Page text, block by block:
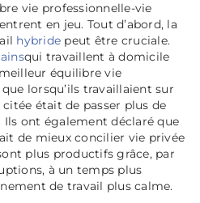
vie professionnelle-vie
en jeu. Tout d’abord, la
hybride peut être cruciale.
qui travaillent à domicile
équilibre vie
lorsqu’ils travaillaient sur
était de passer plus de
ont également déclaré que
de mieux concilier vie privée
plus productifs grâce, par
à un temps plus
de travail plus calme.